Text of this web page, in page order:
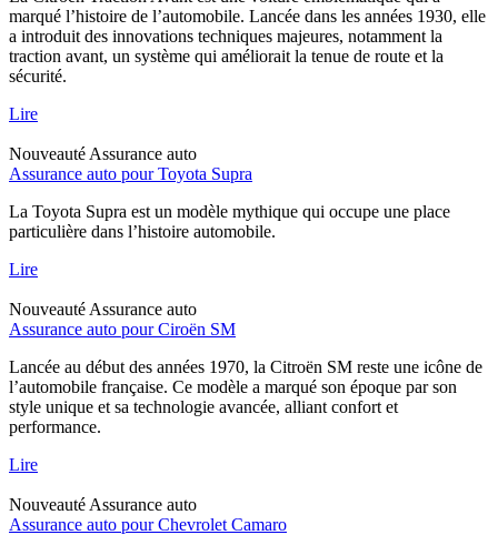
marqué l’histoire de l’automobile. Lancée dans les années 1930, elle
a introduit des innovations techniques majeures, notamment la
traction avant, un système qui améliorait la tenue de route et la
sécurité.
Lire
Nouveauté Assurance auto
Assurance auto pour Toyota Supra
La Toyota Supra est un modèle mythique qui occupe une place
particulière dans l’histoire automobile.
Lire
Nouveauté Assurance auto
Assurance auto pour Ciroën SM
Lancée au début des années 1970, la Citroën SM reste une icône de
l’automobile française. Ce modèle a marqué son époque par son
style unique et sa technologie avancée, alliant confort et
performance.
Lire
Nouveauté Assurance auto
Assurance auto pour Chevrolet Camaro